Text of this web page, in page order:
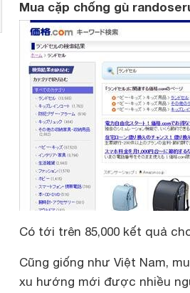
Mua cặp chống gù
Có tới trên 85,000 kết quả
Cũng giống như Việt Nam,
xu hướng mới được nhiều